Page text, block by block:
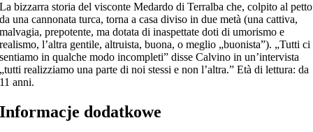
La bizzarra storia del visconte Medardo di Terralba che, colpito al petto
da una cannonata turca, torna a casa diviso in due metà (una cattiva,
malvagia, prepotente, ma dotata di inaspettate doti di umorismo e
realismo, l’altra gentile, altruista, buona, o meglio „buonista”). „Tutti ci
sentiamo in qualche modo incompleti” disse Calvino in un’intervista
„tutti realizziamo una parte di noi stessi e non l’altra.” Età di lettura: da
11 anni.
Informacje dodatkowe